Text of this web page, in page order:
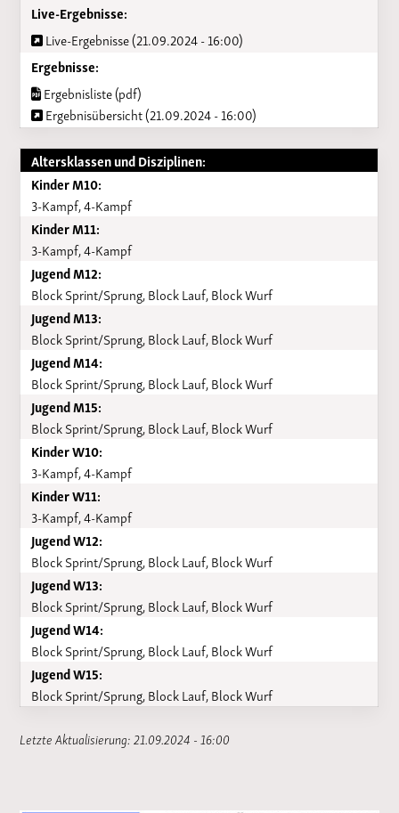
Live-Ergebnisse:
Live-Ergebnisse (21.09.2024 - 16:00)
Ergebnisse:
Ergebnisliste (pdf)
Ergebnisübersicht (21.09.2024 - 16:00)
Altersklassen und Disziplinen:
Kinder M10:
3-Kampf, 4-Kampf
Kinder M11:
3-Kampf, 4-Kampf
Jugend M12:
Block Sprint/Sprung, Block Lauf, Block Wurf
Jugend M13:
Block Sprint/Sprung, Block Lauf, Block Wurf
Jugend M14:
Block Sprint/Sprung, Block Lauf, Block Wurf
Jugend M15:
Block Sprint/Sprung, Block Lauf, Block Wurf
Kinder W10:
3-Kampf, 4-Kampf
Kinder W11:
3-Kampf, 4-Kampf
Jugend W12:
Block Sprint/Sprung, Block Lauf, Block Wurf
Jugend W13:
Block Sprint/Sprung, Block Lauf, Block Wurf
Jugend W14:
Block Sprint/Sprung, Block Lauf, Block Wurf
Jugend W15:
Block Sprint/Sprung, Block Lauf, Block Wurf
Letzte Aktualisierung: 21.09.2024 - 16:00